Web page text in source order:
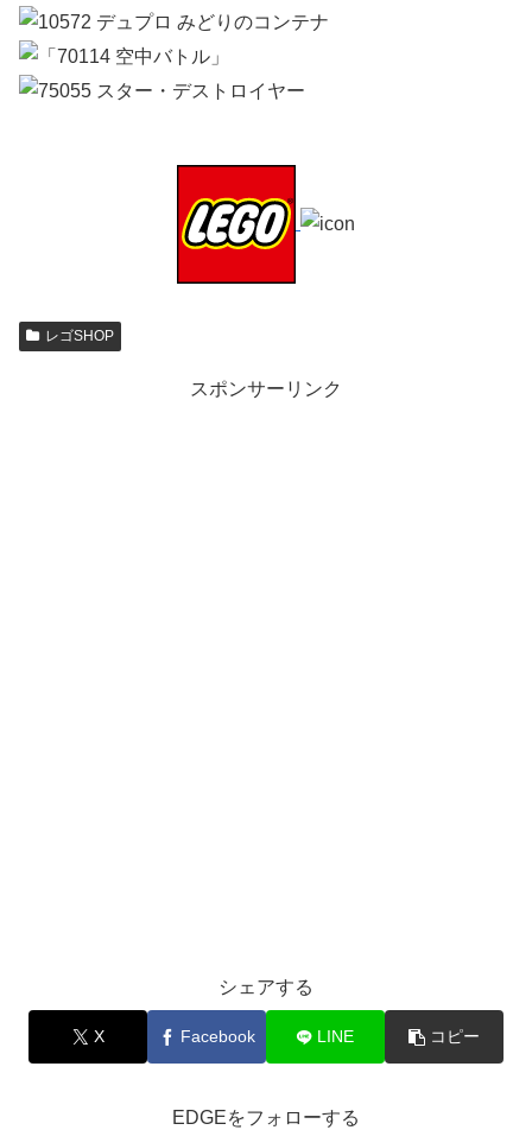
レゴSHOP
スポンサーリンク
シェアする
X Facebook LINE コピー
EDGEをフォローする